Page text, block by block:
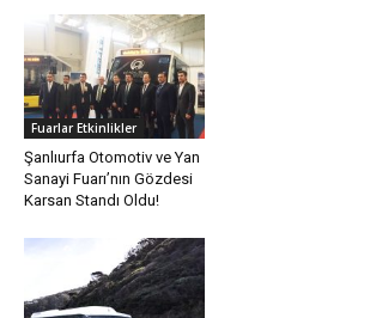
Fuarlar Etkinlikler
Şanlıurfa Otomotiv ve Yan
Sanayi Fuarı’nın Gözdesi
Karsan Standı Oldu!